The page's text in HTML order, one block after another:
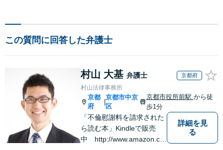
この質問に回答した弁護士
村山 大基 弁護士 京都府
村山法律事務所
京都
府
|
京都市中京
区
京都市役所前駅 から徒
歩1分
「不倫慰謝料を請求された
ら読む本」Kindleで販売
中 http://www.amazon.co.
詳細を見
る